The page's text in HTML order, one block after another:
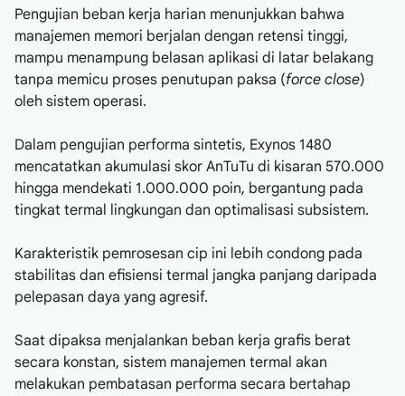
Pengujian beban kerja harian menunjukkan bahwa
manajemen memori berjalan dengan retensi tinggi,
mampu menampung belasan aplikasi di latar belakang
tanpa memicu proses penutupan paksa (force close)
oleh sistem operasi.
Dalam pengujian performa sintetis, Exynos 1480
mencatatkan akumulasi skor AnTuTu di kisaran 570.000
hingga mendekati 1.000.000 poin, bergantung pada
tingkat termal lingkungan dan optimalisasi subsistem.
Karakteristik pemrosesan cip ini lebih condong pada
stabilitas dan efisiensi termal jangka panjang daripada
pelepasan daya yang agresif.
Saat dipaksa menjalankan beban kerja grafis berat
secara konstan, sistem manajemen termal akan
melakukan pembatasan performa secara bertahap